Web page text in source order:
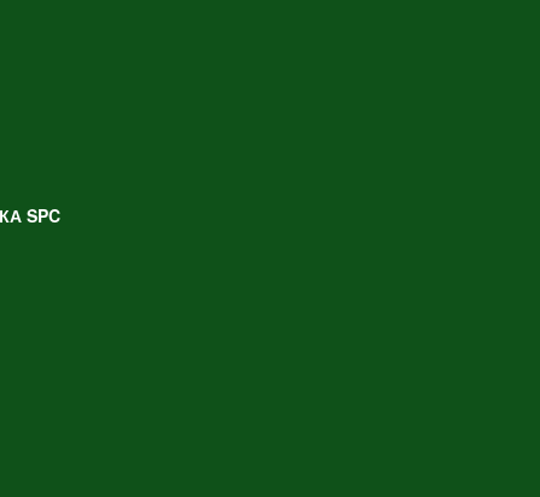
SPC